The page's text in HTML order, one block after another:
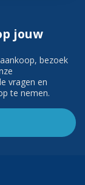
jouw
bezoek
vragen en
te nemen.